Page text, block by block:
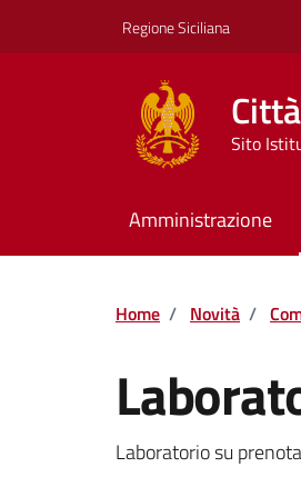
Regione Siciliana
Sito
Amministrazione
Home / Novità /
Dettagli
Laboratorio su